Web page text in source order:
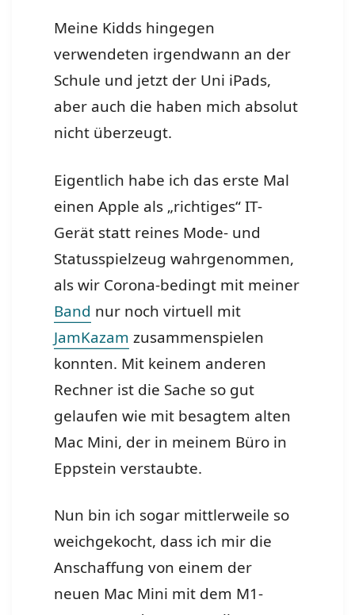
Meine Kidds hingegen
verwendeten irgendwann an der
Schule und jetzt der Uni iPads,
aber auch die haben mich absolut
nicht überzeugt.
Eigentlich habe ich das erste Mal
einen Apple als „richtiges“ IT-
Gerät statt reines Mode- und
Statusspielzeug wahrgenommen,
als wir Corona-bedingt mit meiner
Band nur noch virtuell mit
JamKazam zusammenspielen
konnten. Mit keinem anderen
Rechner ist die Sache so gut
gelaufen wie mit besagtem alten
Mac Mini, der in meinem Büro in
Eppstein verstaubte.
Nun bin ich sogar mittlerweile so
weichgekocht, dass ich mir die
Anschaffung von einem der
neuen Mac Mini mit dem M1-